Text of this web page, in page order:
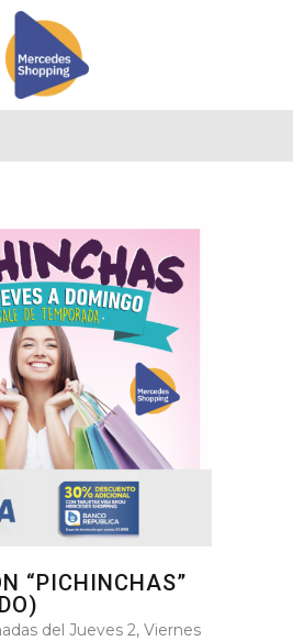
“PICHINCHAS”
del Jueves 2, Viernes